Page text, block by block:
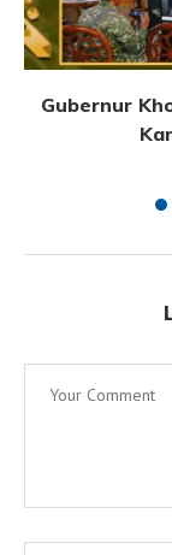
Gubernur